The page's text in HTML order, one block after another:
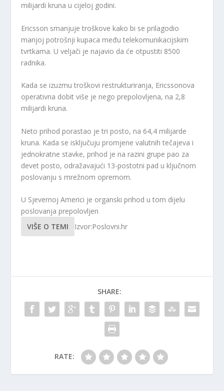
milijardi kruna u cijeloj godini.
Ericsson smanjuje troškove kako bi se prilagodio
manjoj potrošnji kupaca među telekomunikacijskim
tvrtkama. U veljači je najavio da će otpustiti 8500
radnika.
Kada se izuzmu troškovi restrukturiranja, Ericssonova
operativna dobit više je nego prepolovljena, na 2,8
milijardi kruna.
Neto prihod porastao je tri posto, na 64,4 milijarde
kruna. Kada se isključuju promjene valutnih tečajeva i
jednokratne stavke, prihod je na razini grupe pao za
devet posto, odražavajući 13-postotni pad u ključnom
poslovanju s mrežnom opremom.
U Sjevernoj Americi je organski prihod u tom dijelu
poslovanja prepolovljen
VIŠE O TEMI
Izvor:Poslovni.hr
SHARE:
RATE: